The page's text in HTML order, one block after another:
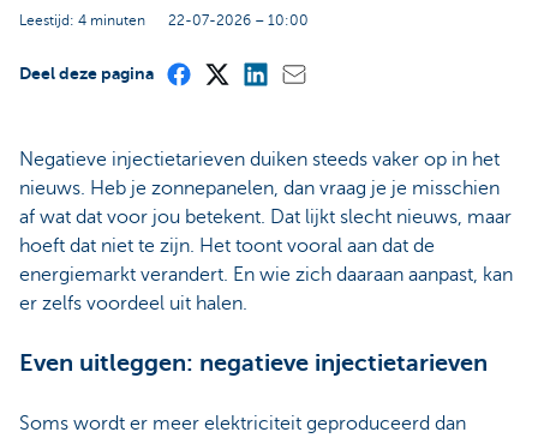
Leestijd: 4 minuten 22-07-2026 – 10:00
Deel deze pagina
Negatieve injectietarieven duiken steeds vaker op in het
nieuws. Heb je zonnepanelen, dan vraag je je misschien
af wat dat voor jou betekent. Dat lijkt slecht nieuws, maar
hoeft dat niet te zijn. Het toont vooral aan dat de
energiemarkt verandert. En wie zich daaraan aanpast, kan
er zelfs voordeel uit halen.
Even uitleggen: negatieve injectietarieven
Soms wordt er meer elektriciteit geproduceerd dan